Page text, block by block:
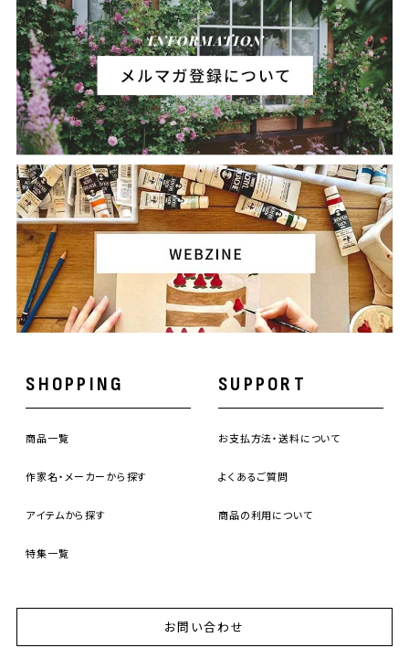
SHOPPING
商品一覧
作家名・メーカーから探す
アイテムから探す
特集一覧
SUPPORT
お支払方法・送料について
よくあるご質問
商品の利用について
お問い合わせ